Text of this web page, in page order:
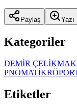
Paylaş
Kategoriler
DEMİR ÇELİK
PNÖMATİK
Etiketler